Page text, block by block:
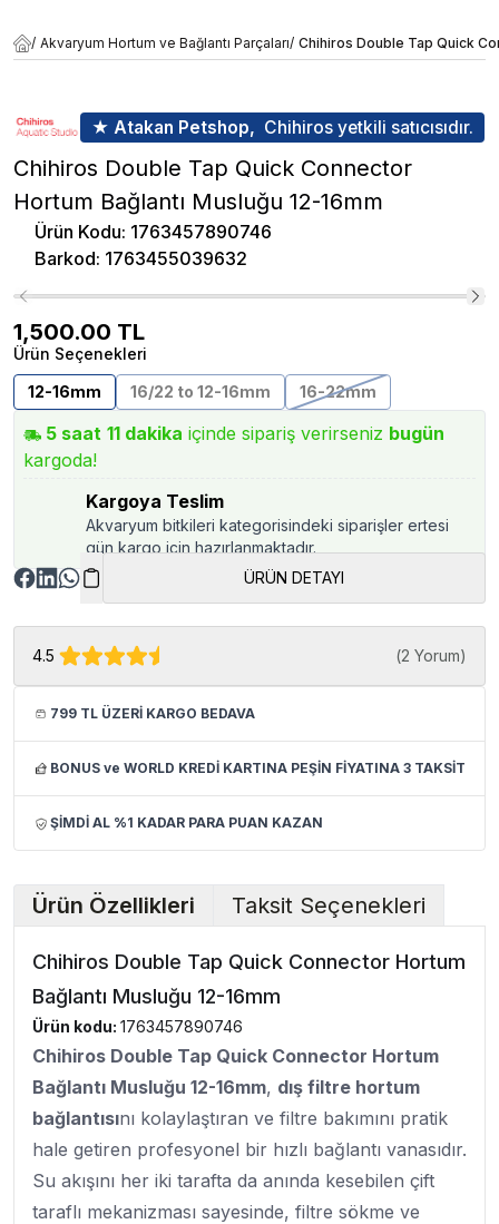
/ Akvaryum Hortum ve Bağlantı Parçaları/ Chihiros Double Tap Quick
★ Atakan Petshop, Chihiros yetkili satıcısıdır.
Chihiros Double Tap Quick Connector
Hortum Bağlantı Musluğu 12-16mm
Ürün Kodu: 1763457890746
Barkod: 1763455039632
1,500.00 TL
Ürün Seçenekleri
12-16mm
16/22 to 12-16mm 16-22mm
5 saat 11 dakika içinde sipariş verirseniz bugün
kargoda!
Kargoya Teslim
Akvaryum bitkileri kategorisindeki siparişler ertesi
gün kargo için hazırlanmaktadır.
ÜRÜN DETAYI
4.5 (2 Yorum)
799 TL ÜZERİ KARGO BEDAVA
BONUS ve WORLD KREDİ KARTINA PEŞİN FİYATINA 3 TAKSİT
ŞİMDİ AL %1 KADAR PARA PUAN KAZAN
Ürün Özellikleri Taksit Seçenekleri
Chihiros Double Tap Quick Connector Hortum
Bağlantı Musluğu 12-16mm
Ürün kodu: 1763457890746
Chihiros Double Tap Quick Connector Hortum
Bağlantı Musluğu 12-16mm, dış filtre hortum
bağlantısını kolaylaştıran ve filtre bakımını pratik
hale getiren profesyonel bir hızlı bağlantı vanasıdır.
Su akışını her iki tarafta da anında kesebilen çift
taraflı mekanizması sayesinde, filtre sökme ve